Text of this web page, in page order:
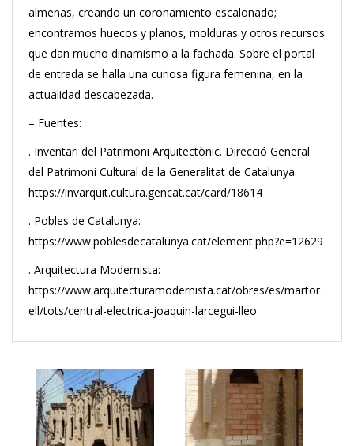
almenas, creando un coronamiento escalonado;
encontramos huecos y planos, molduras y otros recursos
que dan mucho dinamismo a la fachada. Sobre el portal
de entrada se halla una curiosa figura femenina, en la
actualidad descabezada.
– Fuentes:
. Inventari del Patrimoni Arquitectònic. Direcció General
del Patrimoni Cultural de la Generalitat de Catalunya:
https://invarquit.cultura.gencat.cat/card/18614
. Pobles de Catalunya:
https://www.poblesdecatalunya.cat/element.php?e=12629
. Arquitectura Modernista:
https://www.arquitecturamodernista.cat/obres/es/martor
ell/tots/central-electrica-joaquin-larcegui-lleo